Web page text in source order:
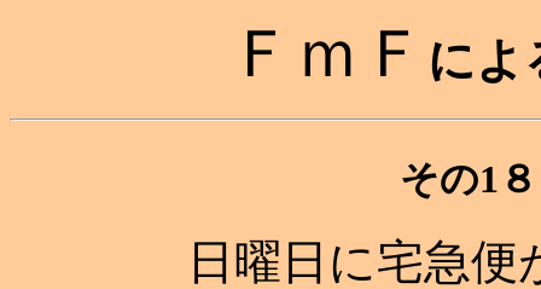
ＦｍＦ によ
その1
日曜日に宅急